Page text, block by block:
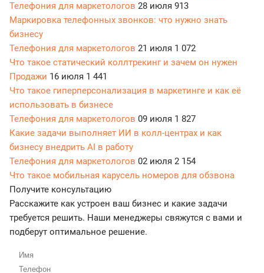
Телефония для маркетологов 28 июля 913
Маркировка телефонных звонков: что нужно знать
бизнесу
Телефония для маркетологов 21 июля 1 072
Что такое статический коллтрекинг и зачем он нужен
Продажи 16 июля 1 441
Что такое гиперперсонализация в маркетинге и как её
использовать в бизнесе
Телефония для маркетологов 09 июля 1 827
Какие задачи выполняет ИИ в колл-центрах и как
бизнесу внедрить AI в работу
Телефония для маркетологов 02 июля 2 154
Что такое мобильная карусель номеров для обзвона
Получите консультацию
Расскажите как устроен ваш бизнес и какие задачи
требуется решить. Наши менеджеры свяжутся с вами и
подберут оптимальное решение.